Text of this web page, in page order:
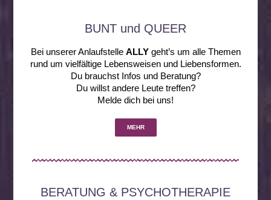
BUNT und QUEER
Bei unserer Anlaufstelle ALLYgeht’s um alle Themen
rund um vielfältige Lebensweisen und Liebensformen.
Du brauchst Infos und Beratung?
Du willst andere Leute treffen?
Melde dich bei uns!
MEHR
BERATUNG & PSYCHOTHERAPIE